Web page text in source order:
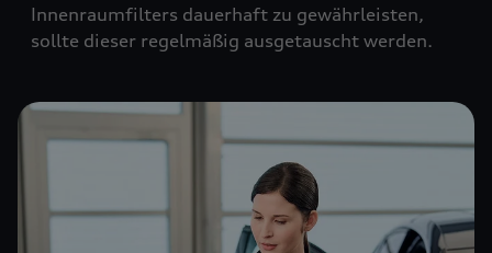
Innenraumfilters dauerhaft zu gewährleisten,
sollte dieser regelmäßig ausgetauscht werden.